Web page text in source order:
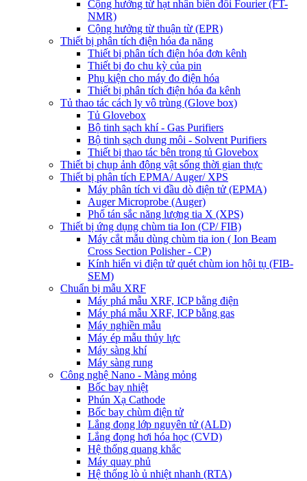
Cộng hưởng từ hạt nhân biến đổi Fourier (FT-
NMR)
Cộng hưởng từ thuận từ (EPR)
Thiết bị phân tích điện hóa đa năng
Thiết bị phân tích điện hóa đơn kênh
Thiết bị đo chu kỳ của pin
Phụ kiện cho máy đo điện hóa
Thiết bị phân tích điện hóa đa kênh
Tủ thao tác cách ly vô trùng (Glove box)
Tủ Glovebox
Bộ tinh sạch khí - Gas Purifiers
Bộ tinh sạch dung môi - Solvent Purifiers
Thiết bị thao tác bên trong tủ Glovebox
Thiết bị chụp ảnh động vật sống thời gian thực
Thiết bị phân tích EPMA/ Auger/ XPS
Máy phân tích vi đầu dò điện tử (EPMA)
Auger Microprobe (Auger)
Phổ tán sắc năng lượng tia X (XPS)
Thiết bị ứng dụng chùm tia Ion (CP/ FIB)
Máy cắt mẫu dùng chùm tia ion ( Ion Beam
Cross Section Polisher - CP)
Kính hiển vi điện tử quét chùm ion hội tụ (FIB-
SEM)
Chuẩn bị mẫu XRF
Máy phá mẫu XRF, ICP bằng điện
Máy phá mẫu XRF, ICP bằng gas
Máy nghiền mẫu
Máy ép mẫu thủy lực
Máy sàng khí
Máy sàng rung
Công nghệ Nano - Màng mỏng
Bốc bay nhiệt
Phún Xạ Cathode
Bốc bay chùm điện tử
Lắng đọng lớp nguyên tử (ALD)
Lắng đọng hơi hóa học (CVD)
Hệ thống quang khắc
Máy quay phủ
Hệ thống lò ủ nhiệt nhanh (RTA)